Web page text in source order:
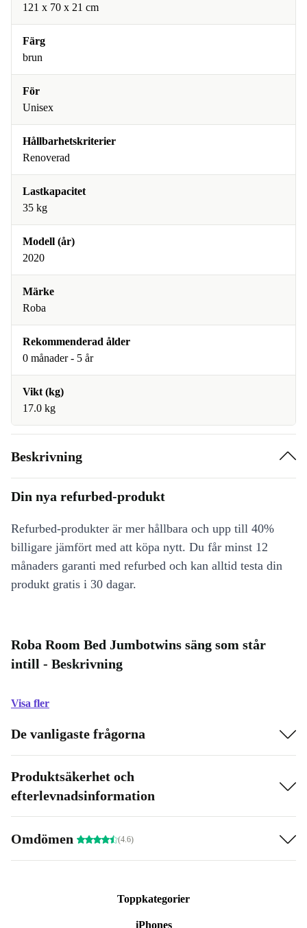
‎121 x 70 x 21 cm
Färg
brun
För
Unisex
Hållbarhetskriterier
Renoverad
Lastkapacitet
35 kg
Modell (år)
2020
Märke
Roba
Rekommenderad ålder
0 månader - 5 år
Vikt (kg)
17.0 kg
Beskrivning
Din nya refurbed-produkt
Refurbed-produkter är mer hållbara och upp till 40%
billigare jämfört med att köpa nytt. Du får minst 12
månaders garanti med refurbed och kan alltid testa din
produkt gratis i 30 dagar.
Roba Room Bed Jumbotwins säng som står
intill - Beskrivning
Visa fler
De vanligaste frågorna
Produktsäkerhet och
efterlevnadsinformation
Omdömen (4.6)
Toppkategorier
iPhones